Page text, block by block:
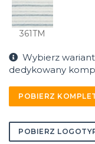
361TM
Wybierz
dedykowany
POBIERZ
POBIERZ